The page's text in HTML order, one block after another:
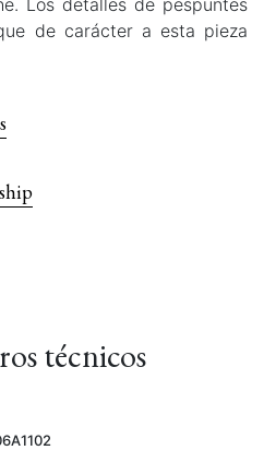
de carácter a esta pieza
técnicos